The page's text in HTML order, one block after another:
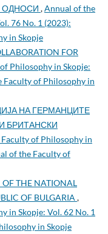
ОДНОСИ ,Annual of the
76 No. 1 (2023):
in Skopje
FOR
Philosophy in Skopje:
Faculty of Philosophy in
НА ГЕРМАНЦИТЕ
БРИТАНСКИ
of Philosophy in
of the Faculty of
THE NATIONAL
OF BULGARIA ,
in Skopje: Vol. 62 No. 1
in Skopje